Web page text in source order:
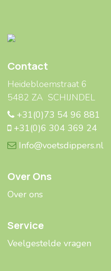
Contact
Heidebloemstraat 6
5482 ZA SCHIJNDEL
+31(0)73 54 96 881
+31(0)6 304 369 24
Info@voetsdippers.nl
Over Ons
Over ons
Service
Veelgestelde ​​vragen